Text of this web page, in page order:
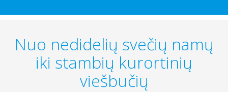
Nuo nedidelių svečių namų
iki stambių kurortinių
viešbučių